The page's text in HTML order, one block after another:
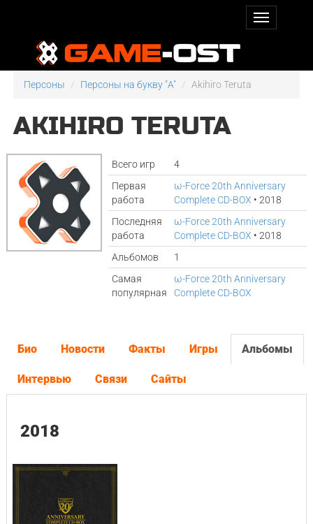
Персоны Персоны на букву "A" Akihiro Teruta
AKIHIRO TERUTA
Всего игр
4
Первая
работа
ω-Force 20th Anniversary
Complete CD-BOX • 2018
Последняя
работа
ω-Force 20th Anniversary
Complete CD-BOX • 2018
Альбомов
1
Самая
популярная
ω-Force 20th Anniversary
Complete CD-BOX
Био Новости Факты Игры Альбомы
Интервью Связи Сайты
2018